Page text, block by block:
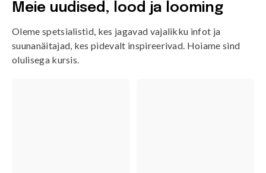
Meie uudised, lood ja looming
Oleme spetsialistid, kes jagavad vajalikku infot ja
suunanäitajad, kes pidevalt inspireerivad. Hoiame sind
olulisega kursis.